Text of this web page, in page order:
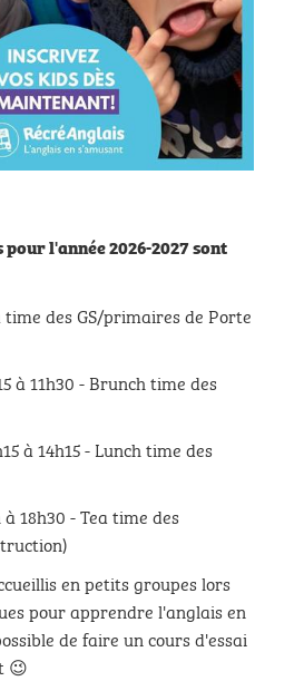
l'année 2026-2027 sont
des GS/primaires de Porte
à 11h30 - Brunch time des
à 14h15 - Lunch time des
18h30 - Tea time des
en petits groupes lors
pour apprendre l'anglais en
de faire un cours d'essai
😉